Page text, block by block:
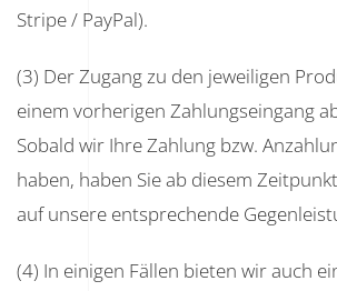
Stripe / PayPal).
(3) Der Zugang zu den jeweiligen
einem vorherigen Zahlungseingang
Sobald wir Ihre Zahlung bzw.
haben, haben Sie ab diesem
auf unsere entsprechende
(4) In einigen Fällen bieten wir auch